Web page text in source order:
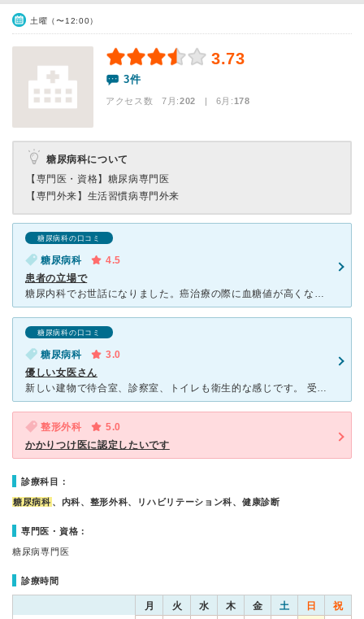
土曜（〜12:00）
3.73
3件
アクセス数 7月:202 | 6月:178
糖尿病科について
【専門医・資格】 糖尿病専門医
【専門外来】 生活習慣病専門外来
糖尿病科の口コミ
糖尿病科
4.5
患者の立場で
糖尿内科でお世話になりました。癌治療の際に血糖値が高くなり別の医療機関で治療を受けていましたが、お世話になっている知り合いの患者に話を聞き始めて受診しました、女医さんでした。初めに検査結果を話されまし
糖尿病科の口コミ
糖尿病科
3.0
優しい女医さん
新しい建物で待合室、診察室、トイレも衛生的な感じです。 受付スタッフ、看護師さんも問題ない応対だと思います。 予約制で朝の予約時間帯は、受付札を取った順なので待ち時間に不満はありません。 糖尿病
整形外科
5.0
かかりつけ医に認定したいです
診療科目：
糖尿病科 、内科、整形外科、リハビリテーション科、健康診断
専門医・資格：
糖尿病専門医
診療時間
月 火 水 木 金 土 日 祝